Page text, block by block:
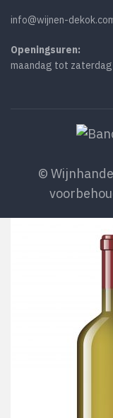
info@wijnen-
Openingsuren:
maandag tot
©